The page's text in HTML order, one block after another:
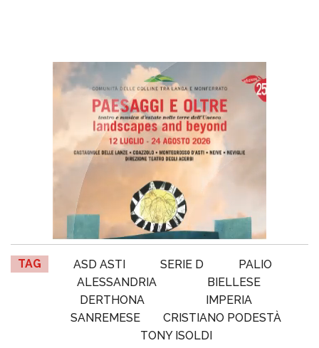
TAG ASD ASTI SERIE D
PALIO
ALESSANDRIA
BIELLESE
DERTHONA
IMPERIA
SANREMESE
CRISTIANO PODESTÀ
TONY ISOLDI